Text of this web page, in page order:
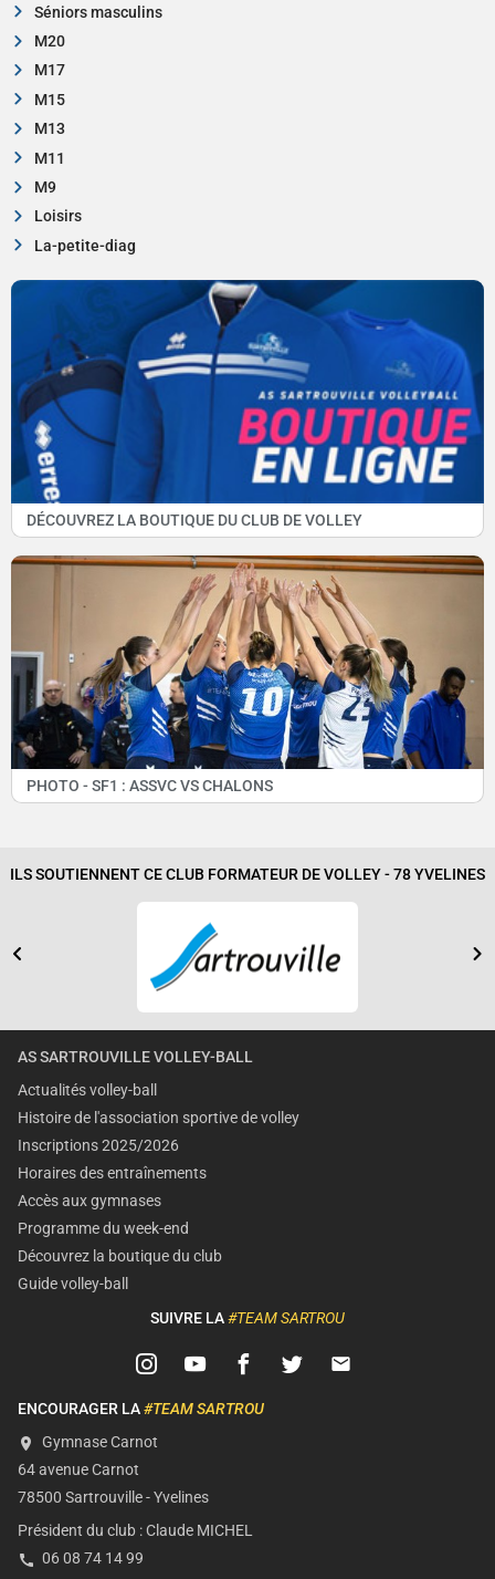
Séniors masculins
M20
M17
M15
M13
M11
M9
Loisirs
La-petite-diag
DÉCOUVREZ LA BOUTIQUE DU CLUB DE VOLLEY
PHOTO - SF1 : ASSVC VS CHALONS
ILS SOUTIENNENT CE CLUB FORMATEUR DE VOLLEY - 78 YVELINES
AS SARTROUVILLE VOLLEY-BALL
Actualités volley-ball
Histoire de l'association sportive de volley
Inscriptions 2025/2026
Horaires des entraînements
Accès aux gymnases
Programme du week-end
Découvrez la boutique du club
Guide volley-ball
SUIVRE LA#TEAM SARTROU
ENCOURAGER LA#TEAM SARTROU
Gymnase Carnot
64 avenueCarnot
78500 Sartrouville-Yvelines
Président du club :Claude MICHEL
06 08 74 14 99